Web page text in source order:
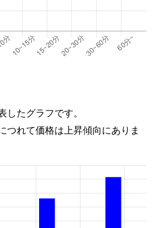
たグラフです。
つれて価格は上昇傾向にありま